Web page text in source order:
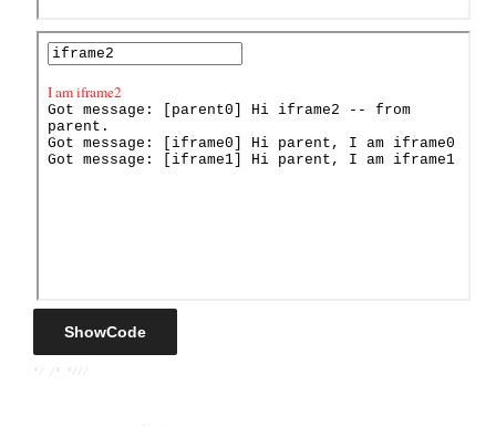
*/ /* *///